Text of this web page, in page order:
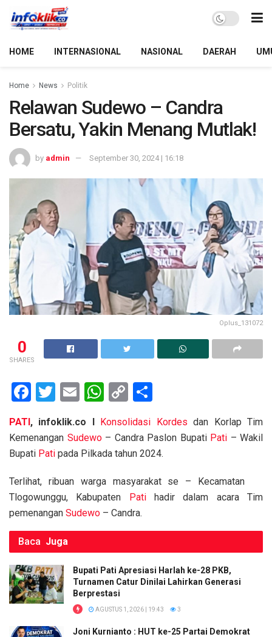
HOME INTERNASIONAL NASIONAL DAERAH
Home News Politik
Relawan Sudewo – Candra
Bersatu, Yakin Menang Mutlak!
by admin September 30, 2024 | 16:18
Oplus_131072
0
SHARES
F
ce
b
o
k
T
tt
er
E
ail
W
at
s
p
p
C
py
Li
k
ar
e
PATI, infoklik.co I Konsolidasi Kordes dan Korlap Tim
Kemenangan Sudewo– Candra Paslon Bupati Pati – Wakil
Bupati Pati pada Pilkada tahun 2024.
Terlihat, ribuan warga masyarakat se – Kecamatan
Tlogowunggu, Kabupaten Patihadir dalam acara Tim
pemenangan Sudewo – Candra.
Baca Juga
Bupati Pati Apresiasi Harlah ke-28 PKB,
Turnamen Catur Dinilai Lahirkan Generasi
Berprestasi
AGUSTUS 1, 2026 | 19:43 3
Joni Kurnianto : HUT ke-25 Partai Demokrat